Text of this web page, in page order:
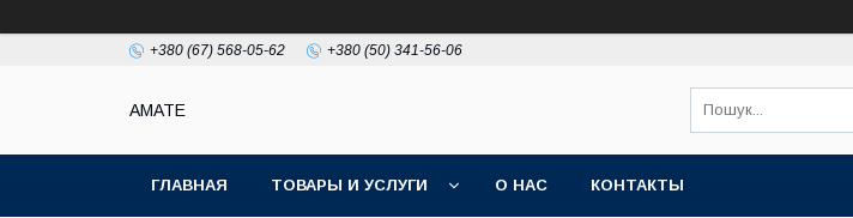
+380 (67) 568-05-62 +380 (50) 341-56-06
AMATE
ГЛАВНАЯ ТОВАРЫ И УСЛУГИ О НАС КОНТАКТЫ